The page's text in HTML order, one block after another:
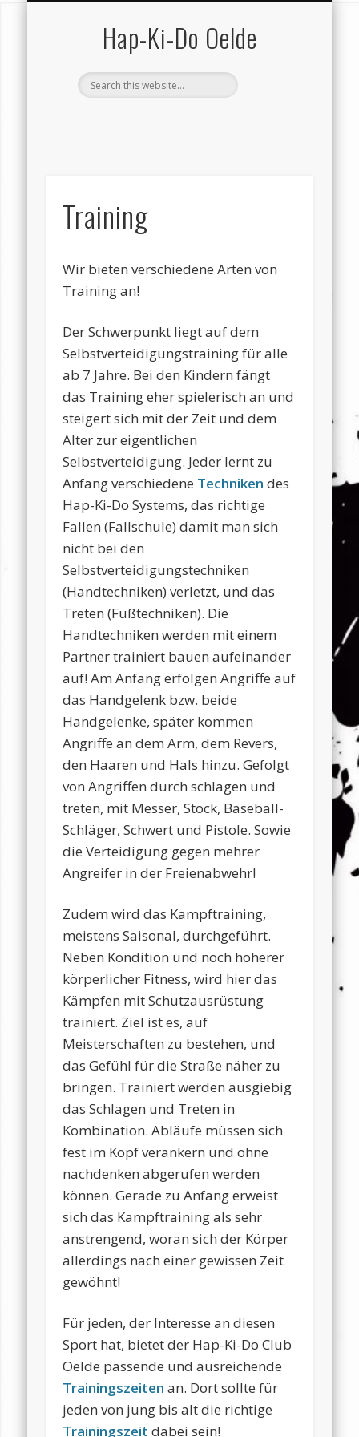
Hap-Ki-Do Oelde
Training
Wir bieten verschiedene Arten von
Training an!
Der Schwerpunkt liegt auf dem
Selbstverteidigungstraining für alle
ab 7 Jahre. Bei den Kindern fängt
das Training eher spielerisch an und
steigert sich mit der Zeit und dem
Alter zur eigentlichen
Selbstverteidigung. Jeder lernt zu
Anfang verschiedene Techniken des
Hap-Ki-Do Systems, das richtige
Fallen (Fallschule) damit man sich
nicht bei den
Selbstverteidigungstechniken
(Handtechniken) verletzt, und das
Treten (Fußtechniken). Die
Handtechniken werden mit einem
Partner trainiert bauen aufeinander
auf! Am Anfang erfolgen Angriffe auf
das Handgelenk bzw. beide
Handgelenke, später kommen
Angriffe an dem Arm, dem Revers,
den Haaren und Hals hinzu. Gefolgt
von Angriffen durch schlagen und
treten, mit Messer, Stock, Baseball-
Schläger, Schwert und Pistole. Sowie
die Verteidigung gegen mehrer
Angreifer in der Freienabwehr!
Zudem wird das Kampftraining,
meistens Saisonal, durchgeführt.
Neben Kondition und noch höherer
körperlicher Fitness, wird hier das
Kämpfen mit Schutzausrüstung
trainiert. Ziel ist es, auf
Meisterschaften zu bestehen, und
das Gefühl für die Straße näher zu
bringen. Trainiert werden ausgiebig
das Schlagen und Treten in
Kombination. Abläufe müssen sich
fest im Kopf verankern und ohne
nachdenken abgerufen werden
können. Gerade zu Anfang erweist
sich das Kampftraining als sehr
anstrengend, woran sich der Körper
allerdings nach einer gewissen Zeit
gewöhnt!
Für jeden, der Interesse an diesen
Sport hat, bietet der Hap-Ki-Do Club
Oelde passende und ausreichende
Trainingszeiten an. Dort sollte für
jeden von jung bis alt die richtige
Trainingszeit dabei sein!